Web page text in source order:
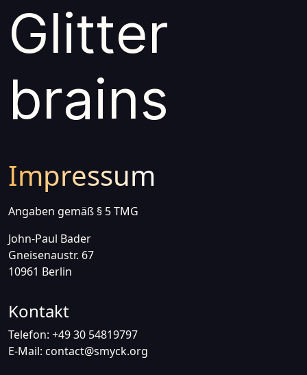
Glitter
brains
Impressum
Angaben gemäß § 5 TMG
John-Paul Bader
Gneisenaustr. 67
10961 Berlin
Kontakt
Telefon: +49 30 54819797
E-Mail: contact@smyck.org